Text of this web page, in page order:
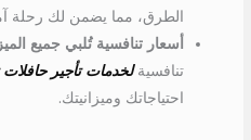
الطرق، مما يضمن لك رحلة
أسعار تنافسية تُلبي جميع
تنافسيةلخدمات تأجير حافلات
احتياجاتك وميزانيتك.